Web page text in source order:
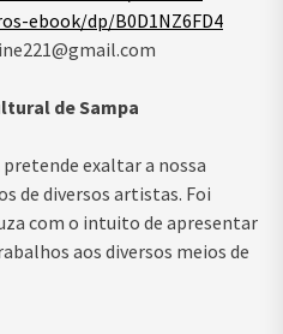
ebook/dp/B0D1NZ6FD4
de Sampa
exaltar a nossa
de diversos artistas. Foi
com o intuito de apresentar
aos diversos meios de